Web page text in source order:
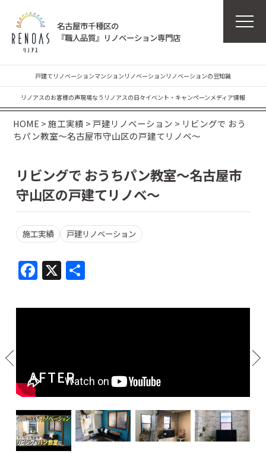
名古屋市千種区の
『職人品質』リノベーション専門店
戸建てリノベーションマンションリノベーション リノベーションの豆知識
リノアスのお客様の声現場なう リノアスの日々イベント・キャンペーンメディア情報
HOME >施工実績 > 戸建リノベーション > リビングで おう
ちパン教室～名古屋市守山区の戸建てリノベ～
リビングで おうちパン教室～名古屋市
守山区の戸建てリノベ～
施工実績 戸建リノベーション
F
a
c
o
o
k
X 共
AFTER